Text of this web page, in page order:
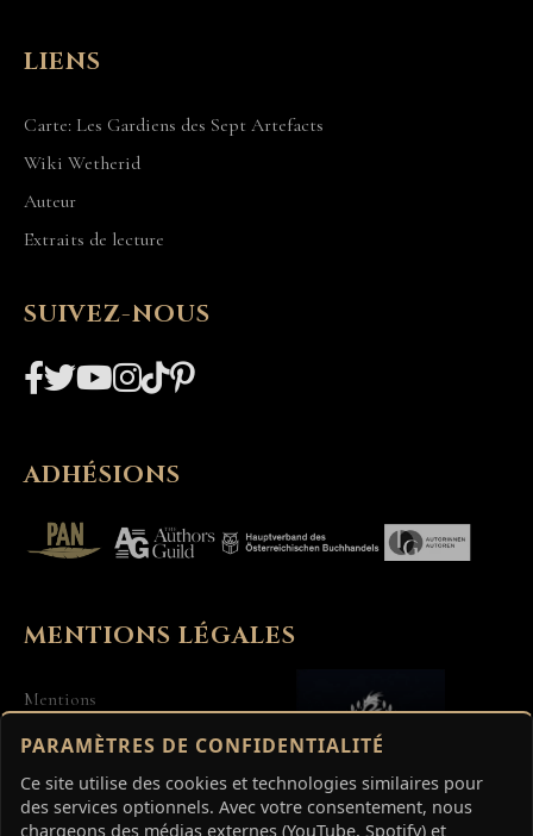
LIENS
Carte: Les Gardiens des Sept Artefacts
Wiki Wetherid
Auteur
Extraits de lecture
SUIVEZ-NOUS
ADHÉSIONS
MENTIONS LÉGALES
Mentions
Confidentialité
Conditions
PARAMÈTRES DE CONFIDENTIALITÉ
Ce site utilise des cookies et technologies similaires pour
des services optionnels. Avec votre consentement, nous
chargeons des médias externes (YouTube, Spotify) et